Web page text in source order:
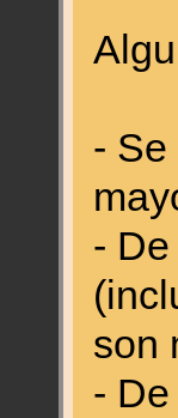
-
-
son
-